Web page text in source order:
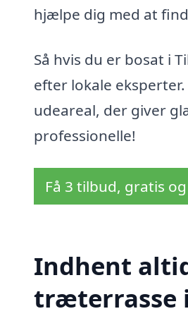
hjælpe dig med at
Så hvis du er bosat i
efter lokale
udeareal, der giver
professionelle!
Få 3 tilbud, gratis
Indhent
træterrasse